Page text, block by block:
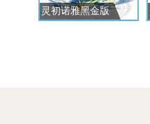
灵初诺雅黑金版